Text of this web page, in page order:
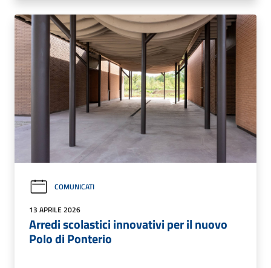
COMUNICATI
13 APRILE 2026
Arredi scolastici innovativi per il nuovo
Polo di Ponterio